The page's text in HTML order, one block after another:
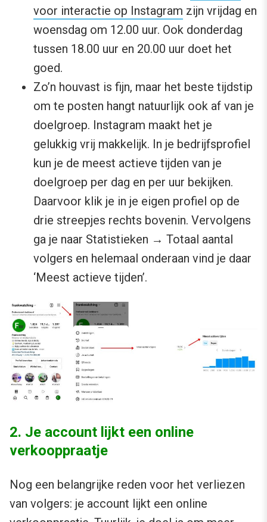
voor interactie op Instagram zijn vrijdag en
woensdag om 12.00 uur. Ook donderdag
tussen 18.00 uur en 20.00 uur doet het
goed.
Zo’n houvast is fijn, maar het beste tijdstip
om te posten hangt natuurlijk ook af van je
doelgroep. Instagram maakt het je
gelukkig vrij makkelijk. In je bedrijfsprofiel
kun je de meest actieve tijden van je
doelgroep per dag en per uur bekijken.
Daarvoor klik je in je eigen profiel op de
drie streepjes rechts bovenin. Vervolgens
ga je naar Statistieken → Totaal aantal
volgers en helemaal onderaan vind je daar
‘Meest actieve tijden’.
2. Je account lijkt een online
verkooppraatje
Nog een belangrijke reden voor het verliezen
van volgers: je account lijkt een online